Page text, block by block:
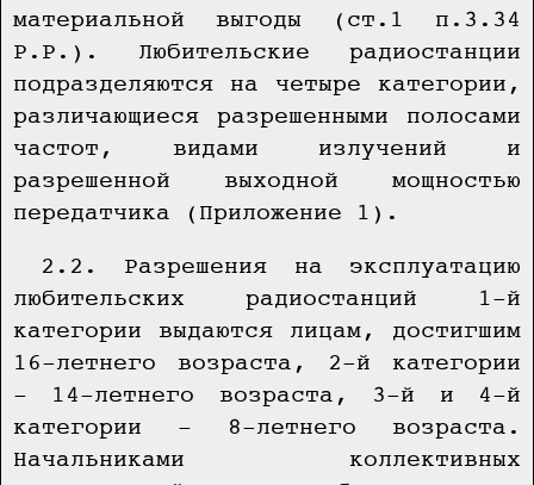
материальной выгоды (ст.1 п.3.34
Р.Р.). Любительские радиостанции
подразделяются на четыре категории,
различающиеся разрешенными полосами
частот, видами излучений и
разрешенной выходной мощностью
передатчика (Приложение 1).
2.2. Разрешения на эксплуатацию
любительских радиостанций 1-й
категории выдаются лицам, достигшим
16-летнего возраста, 2-й категории
- 14-летнего возраста, 3-й и 4-й
категории - 8-летнего возраста.
Начальниками коллективных